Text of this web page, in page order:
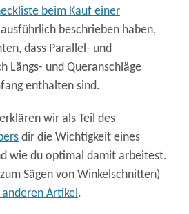
beim Kauf einer
beschrieben haben,
dass Parallel- und
Längs- und Queranschläge
enthalten sind.
wir als Teil des
dir die Wichtigkeit eines
wie du optimal damit arbeitest.
Sägen von Winkelschnitten)
Artikel.